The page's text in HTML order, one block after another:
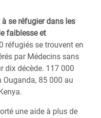
se réfugier dans les
faiblesse et
réfugiés se trouvent en
par Médecins sans
dix décède. 117 000
Ouganda, 85 000 au
une aide à plus de